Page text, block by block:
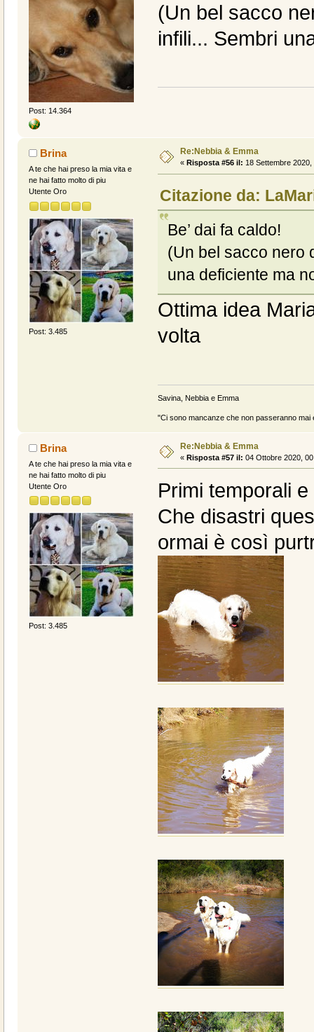
Post: 14.364
(Un bel sacco
infili... Sembri
Brina
A te che hai preso la mia vita e
ne hai fatto molto di piu
Utente Oro
Post: 3.485
Re:Nebbia & Emma
« Risposta #56 il: 18 Settembre 2020,
Citazione da:
Be’ dai fa caldo!
(Un bel sacco nero
una deficiente ma
Ottima idea
volta
Savina, Nebbia e Emma
"Ci sono mancanze che non passeranno
Brina
A te che hai preso la mia vita e
ne hai fatto molto di piu
Utente Oro
Post: 3.485
Re:Nebbia & Emma
« Risposta #57 il: 04 Ottobre 2020,
Primi temporali
Che disastri
ormai è così